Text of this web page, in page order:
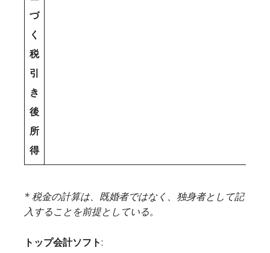
づ
く
税
引
き
後
所
得
* 税金の計算は、既婚者ではなく、独身者として記
入することを前提としている。
トップ会計ソフト: